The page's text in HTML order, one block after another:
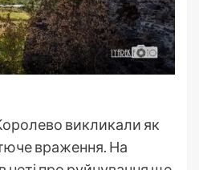
викликали як
враження. На